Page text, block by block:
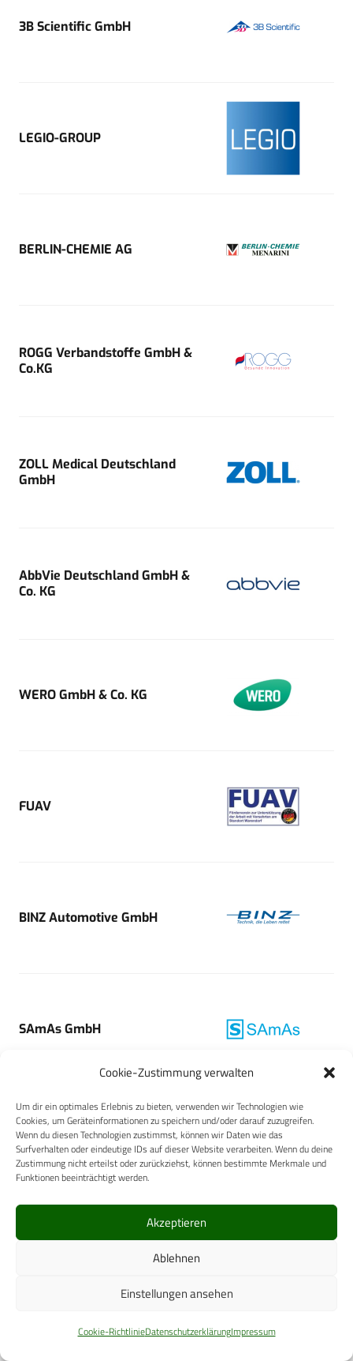
Cookie-Zustimmung verwalten
Um dir ein optimales Erlebnis zu bieten, verwenden wir Technologien wie
Cookies, um Geräteinformationen zu speichern und/oder darauf zuzugreifen.
Wenn du diesen Technologien zustimmst, können wir Daten wie das
Surfverhalten oder eindeutige IDs auf dieser Website verarbeiten. Wenn du deine
Zustimmung nicht erteilst oder zurückziehst, können bestimmte Merkmale und
Funktionen beeinträchtigt werden.
Akzeptieren
Ablehnen
Einstellungen ansehen
Cookie-RichtlinieDatenschutzerklärungImpressum
3B Scientific GmbH
LEGIO-GROUP
BERLIN-CHEMIE AG
ROGG Verbandstoffe GmbH &
Co.KG
ZOLL Medical Deutschland
GmbH
AbbVie Deutschland GmbH &
Co. KG
WERO GmbH & Co. KG
FUAV
BINZ Automotive GmbH
SAmAs GmbH
Telefon: +49 (0)2225 / 88 89 – 0